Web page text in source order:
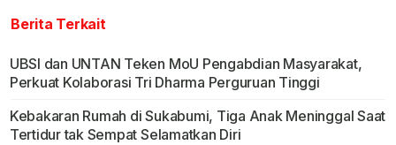
Berita Terkait
UBSI dan UNTAN Teken MoU Pengabdian Masyarakat,
Perkuat Kolaborasi Tri Dharma Perguruan Tinggi
Kebakaran Rumah di Sukabumi, Tiga Anak Meninggal Saat
Tertidur tak Sempat Selamatkan Diri